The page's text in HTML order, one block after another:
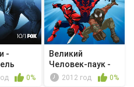
-
0%
Великий
Человек-паук -
Iron Vulture
2012 год 0%